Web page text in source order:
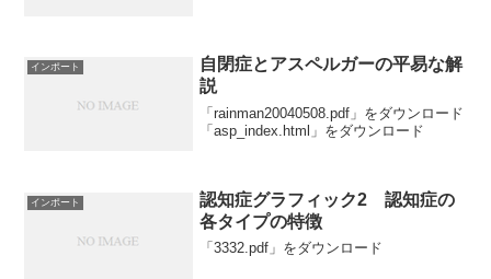
インポート
自閉症とアスペルガーの平易な解
説
「rainman20040508.pdf」をダウンロード
「asp_index.html」をダウンロード
インポート
認知症グラフィック2 認知症の
各タイプの特徴
「3332.pdf」をダウンロード